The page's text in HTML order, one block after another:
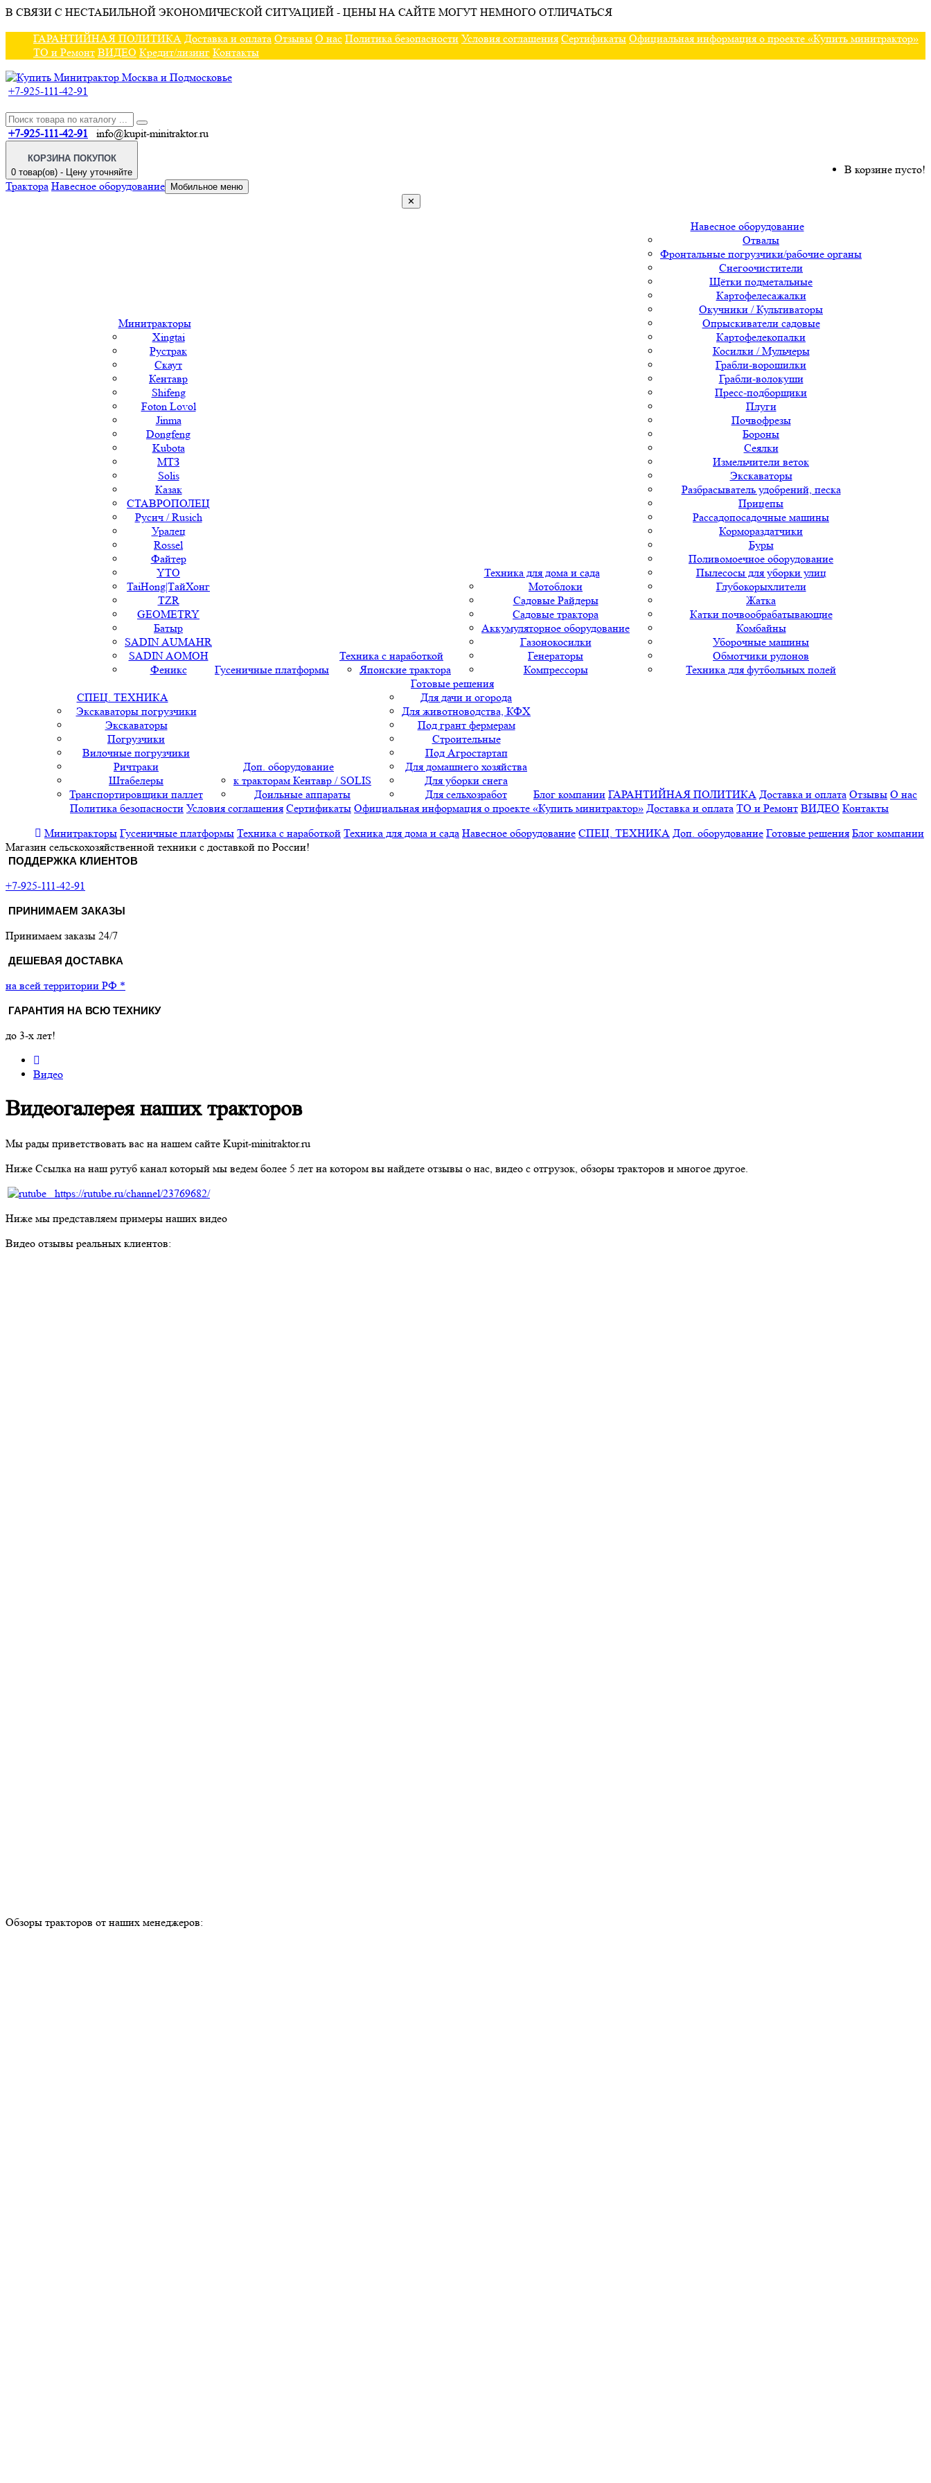
В СВЯЗИ С НЕСТАБИЛЬНОЙ ЭКОНОМИЧЕСКОЙ СИТУАЦИЕЙ - ЦЕНЫ НА САЙТЕ МОГУТ НЕМНОГО ОТЛИЧАТЬСЯ
ГАРАНТИЙНАЯ ПОЛИТИКА Доставка и оплата Отзывы О нас Политика безопасности Условия соглашения Сертификаты Официальная информация о проекте «Купить минитрактор»
ТО и Ремонт ВИДЕО Кредит/лизинг Контакты
+7-925-111-42-91
+7-925-111-42-91 info@kupit-minitraktor.ru
КОРЗИНА ПОКУПОК
0 товар(ов) - Цену уточняйте
В корзине пусто!
Трактора Навесное оборудование
Мобильное меню
✕
Минитракторы
Xingtai
Рустрак
Скаут
Кентавр
Shifeng
Foton Lovol
Jinma
Dongfeng
Kubota
МТЗ
Solis
Казак
СТАВРОПОЛЕЦ
Русич / Rusich
Уралец
Rossel
Файтер
YTO
TaiHong|ТайХонг
TZR
GEOMETRY
Батыр
SADIN AUMAHR
SADIN AOMOH
Феникс
Гусеничные платформы
Техника с наработкой
Японские трактора
Техника для дома и сада
Мотоблоки
Садовые Райдеры
Садовые трактора
Аккумуляторное оборудование
Газонокосилки
Генераторы
Компрессоры
Навесное оборудование
Отвалы
Фронтальные погрузчики/рабочие органы
Снегоочистители
Щётки подметальные
Картофелесажалки
Окучники / Культиваторы
Опрыскиватели садовые
Картофелекопалки
Косилки / Мульчеры
Грабли-ворошилки
Грабли-волокуши
Пресс-подборщики
Плуги
Почвофрезы
Бороны
Сеялки
Измельчители веток
Экскаваторы
Разбрасыватель удобрений, песка
Прицепы
Рассадопосадочные машины
Кормораздатчики
Буры
Поливомоечное оборудование
Пылесосы для уборки улиц
Глубокорыхлители
Жатка
Катки почвообрабатывающие
Комбайны
Уборочные машины
Обмотчики рулонов
Техника для футбольных полей
СПЕЦ. ТЕХНИКА
Экскаваторы погрузчики
Экскаваторы
Погрузчики
Вилочные погрузчики
Ричтраки
Штабелеры
Транспортировщики паллет
Доп. оборудование
к тракторам Кентавр / SOLIS
Доильные аппараты
Готовые решения
Для дачи и огорода
Для животноводства, КФХ
Под грант фермерам
Строительные
Под Агростартап
Для домашнего хозяйства
Для уборки снега
Для сельхозработ
Блог компании ГАРАНТИЙНАЯ ПОЛИТИКА Доставка и оплата Отзывы О нас
Политика безопасности Условия соглашения Сертификаты Официальная информация о проекте «Купить минитрактор» Доставка и оплата ТО и Ремонт ВИДЕО Контакты
Минитракторы Гусеничные платформы Техника с наработкой Техника для дома и сада Навесное оборудование СПЕЦ. ТЕХНИКА Доп. оборудование Готовые решения Блог компании
Магазин сельскохозяйственной техники с доставкой по России!
ПОДДЕРЖКА КЛИЕНТОВ
+7-925-111-42-91
ПРИНИМАЕМ ЗАКАЗЫ
Принимаем заказы 24/7
ДЕШЕВАЯ ДОСТАВКА
на всей территории РФ *
ГАРАНТИЯ НА ВСЮ ТЕХНИКУ
до 3-х лет!
Видео
Видеогалерея наших тракторов
Мы рады приветствовать вас на нашем сайте Kupit-minitraktor.ru
Ниже Ссылка на наш рутуб канал который мы ведем более 5 лет на котором вы найдете отзывы о нас, видео с отгрузок, обзоры тракторов и многое другое.
https://rutube.ru/channel/23769682/
Ниже мы представляем примеры наших видео
Видео отзывы реальных клиентов:
Обзоры тракторов от наших менеджеров: